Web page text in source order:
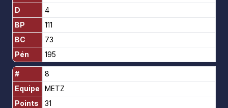
D
BP
BC
Pén
#
Equipe
Points
4
111
73
195
8
METZ
31